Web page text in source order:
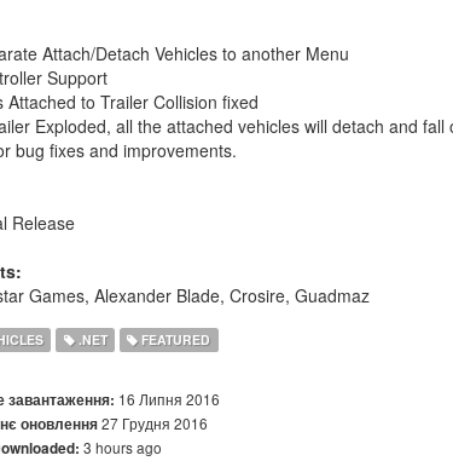
Attach/Detach Vehicles to another Menu
Support
Attached to Trailer Collision fixed
Exploded, all the attached vehicles will detach and fall
bug fixes and improvements.
Release
Games, Alexander Blade, Crosire, Guadmaz
.NET FEATURED
завантаження: 16 Липня 2016
оновлення27 Грудня 2016
3 hours ago